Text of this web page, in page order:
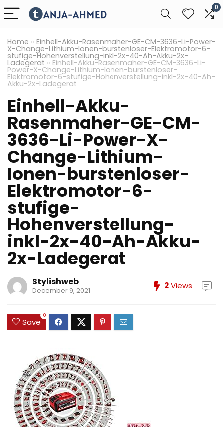
0
Home » Einhell-Akku-Rasenmaher-GE-CM-3636-Li-Power-
X-Change-Lithium-Ionen-burstenloser-Elektromotor-6-
stufige-Hohenverstellung-inkl-2x-40-Ah-Akku-2x-
Ladegerat » Einhell-Akku-Rasenmaher-GE-CM-3636-Li-
Power-X-Change-Lithium-Ionen-burstenloser-
Elektromotor-6-stufige-Hohenverstellung-inkl-2x-40-Ah-
Akku-2x-Ladegerat
Einhell-Akku-
Rasenmaher-GE-CM-
3636-Li-Power-X-
Change-Lithium-
Ionen-burstenloser-
Elektromotor-6-
stufige-
Hohenverstellung-
inkl-2x-40-Ah-Akku-
2x-Ladegerat
Stylishweb
December 9, 2021 2Views
Save
0